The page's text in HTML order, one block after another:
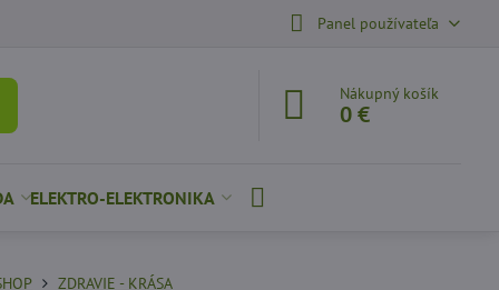
Panel používateľa
Nákupný košík
0 €
ELEKTRO-ELEKTRONIKA
ZDRAVIE - KRÁSA